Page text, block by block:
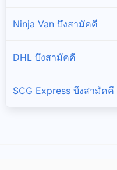
Ninja Van บึงสามัคคี
DHL บึงสามัคคี
SCG Express บึงสามัคคี